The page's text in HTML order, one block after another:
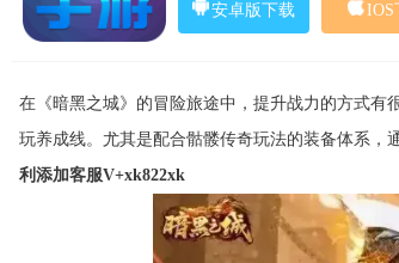
安卓版下载 IOS
在《暗黑之城》的冒险旅途中，提升战力的方式有
玩养成线。尤其是配合骷髅传奇玩法的装备体系，
利添加客服V+xk822xk